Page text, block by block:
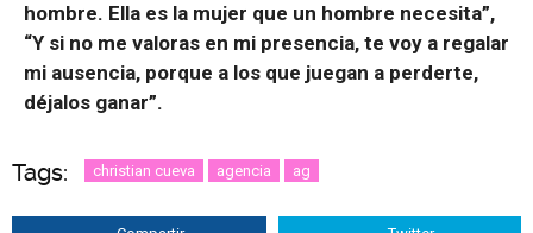
hombre. Ella es la mujer que un hombre necesita”,
“Y si no me valoras en mi presencia, te voy a regalar
mi ausencia, porque a los que juegan a perderte,
déjalos ganar”.
Tags: christian cueva agencia ag